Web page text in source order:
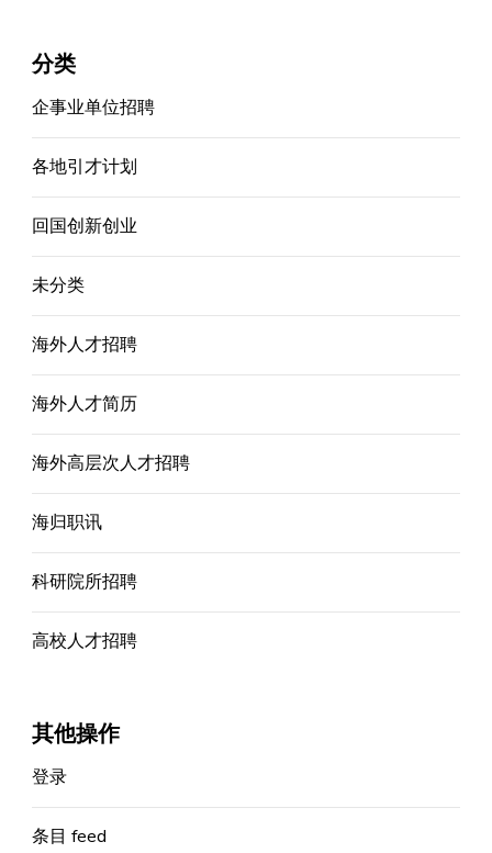
分类
企事业单位招聘
各地引才计划
回国创新创业
未分类
海外人才招聘
海外人才简历
海外高层次人才招聘
海归职讯
科研院所招聘
高校人才招聘
其他操作
登录
条目 feed